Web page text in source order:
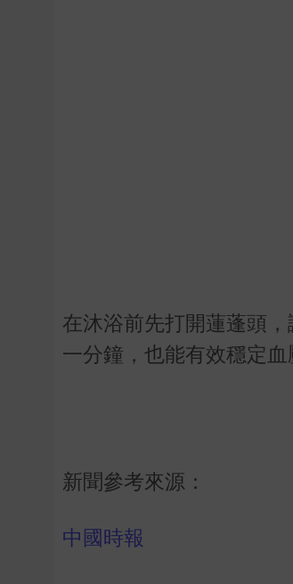
在沐浴前先打開蓮蓬頭
一分鐘，也能有效穩定血
新聞參考來源：
中國時報